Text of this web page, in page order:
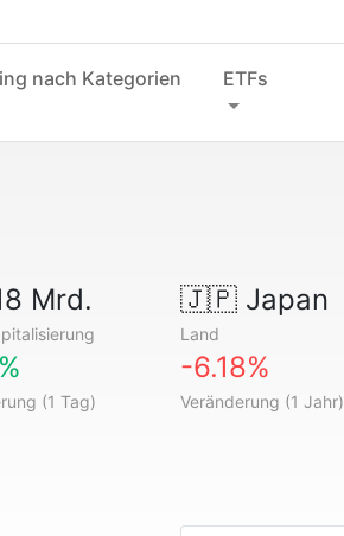
nach Kategorien ETFs
Mrd. 🇯🇵Japan
Land
(1 Tag)
-6.18%
Veränderung (1 Jahr)